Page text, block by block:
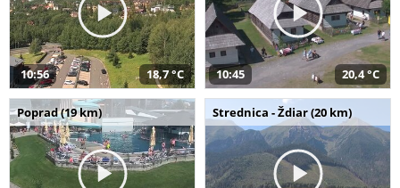
10:56 18,7 °C 10:45 20,4 °C
Poprad (19 km) Strednica - Ždiar (20 km)